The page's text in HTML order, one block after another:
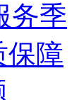
务季
保障